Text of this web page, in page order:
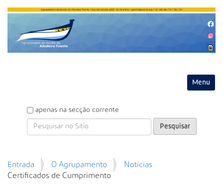
Toggle
P
e
i
s
apenas na secção corrente
P
e
Entrada O Agrupamento
Notícias
Certificados de Cumprimento